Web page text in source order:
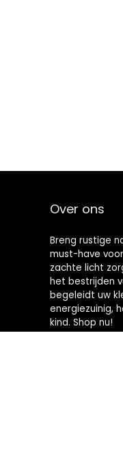
Over ons
Breng rustige
must-have
zachte licht
het bestrijden
begeleidt uw
energiezuinig,
kind. Shop nu!